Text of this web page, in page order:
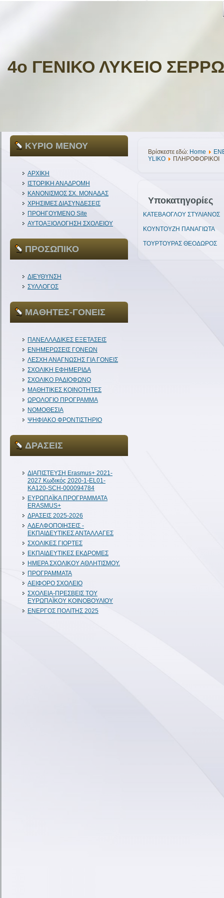
4ο ΓΕΝΙΚΟ ΛΥΚΕΙΟ
ΚΥΡΙΟ ΜΕΝΟΥ
ΑΡΧΙΚΗ
ΙΣΤΟΡΙΚΗ ΑΝΑΔΡΟΜΗ
ΚΑΝΟΝΙΣΜΟΣ ΣΧ. ΜΟΝΑΔΑΣ
ΧΡΗΣΙΜΕΣ ΔΙΑΣΥΝΔΕΣΕΙΣ
ΠΡΟΗΓΟΥΜΕΝΟ Site
ΑΥΤΟΑΞΙΟΛΟΓΗΣΗ ΣΧΟΛΕΙΟΥ
ΠΡΟΣΩΠΙΚΟ
ΔΙΕΥΘΥΝΣΗ
ΣΥΛΛΟΓΟΣ
ΜΑΘΗΤΕΣ-ΓΟΝΕΙΣ
ΠΑΝΕΛΛΑΔΙΚΕΣ ΕΞΕΤΑΣΕΙΣ
ΕΝΗΜΕΡΩΣΕΙΣ ΓΟΝΕΩΝ
ΛΕΣΧΗ ΑΝΑΓΝΩΣΗΣ ΓΙΑ ΓΟΝΕΙΣ
ΣΧΟΛΙΚΗ ΕΦΗΜΕΡΙΔΑ
ΣΧΟΛΙΚΟ ΡΑΔΙΟΦΩΝΟ
ΜΑΘΗΤΙΚΕΣ ΚΟΙΝΟΤΗΤΕΣ
ΩΡΟΛΟΓΙΟ ΠΡΟΓΡΑΜΜΑ
ΝΟΜΟΘΕΣΙΑ
ΨΗΦΙΑΚΟ ΦΡΟΝΤΙΣΤΗΡΙΟ
ΔΡΑΣΕΙΣ
ΔIAΠΙΣΤΕΥΣΗ Erasmus+ 2021-
2027 Κωδικός 2020-1-EL01-
KA120-SCH-000094784
ΕΥΡΩΠΑΪΚΑ ΠΡΟΓΡΑΜΜΑΤΑ
ERASMUS+
ΔΡΑΣΕΙΣ 2025-2026
ΑΔΕΛΦΟΠΟΙΗΣΕΙΣ -
ΕΚΠΑΙΔΕΥΤΙΚΕΣ ΑΝΤΑΛΛΑΓΕΣ
ΣΧΟΛΙΚΕΣ ΓΙΟΡΤΕΣ
ΕΚΠΑΙΔΕΥΤΙΚΕΣ ΕΚΔΡΟΜΕΣ
ΗΜΕΡΑ ΣΧΟΛΙΚΟΥ ΑΘΛΗΤΙΣΜΟΥ.
ΠΡΟΓΡΑΜΜΑΤΑ
ΑΕΙΦΟΡΟ ΣΧΟΛΕΙΟ
ΣΧΟΛΕΙΑ-ΠΡΕΣΒΕΙΣ ΤΟΥ
ΕΥΡΩΠΑΪΚΟΥ ΚΟΙΝΟΒΟΥΛΙΟΥ
ΕΝΕΡΓΟΣ ΠΟΛΙΤΗΣ 2025
Βρίσκεστε εδώ: Home
YLIKO
ΠΛΗΡΟΦΟΡΙΚΟΙ
Υποκατηγορίες
ΚΑΤΕΒΑΟΓΛΟΥ ΣΤΥΛΙΑΝΟΣ
ΚΟΥΝΤΟΥΖΗ ΠΑΝΑΓΙΩΤΑ
ΤΟΥΡΤΟΥΡΑΣ ΘΕΟΔΩΡΟΣ